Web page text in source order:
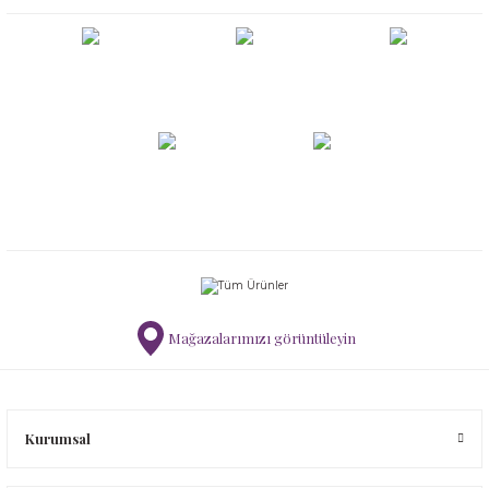
Mağazalarımızı görüntüleyin
Kurumsal